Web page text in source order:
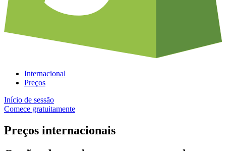
Internacional
Preços
Início de sessão
Comece gratuitamente
Preços internacionais